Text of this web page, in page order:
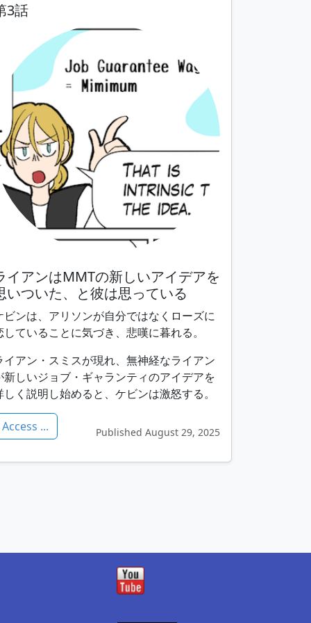
3話
イアンはMMTの新しいアイデアを
いついた、と彼は思っている
ビンは、アリソンが自分ではなくローズに
していることに気づき、悲嘆に暮れる。
イアン・スミスが現れ、無神経なライアン
新しいジョブ・ギャランティのアイデアを
しく説明し始めると、ケビンは激怒する。
Access ... Published August 29, 2025